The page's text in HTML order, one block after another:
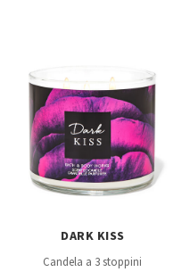
DARK KISS
Candela a 3 stoppini